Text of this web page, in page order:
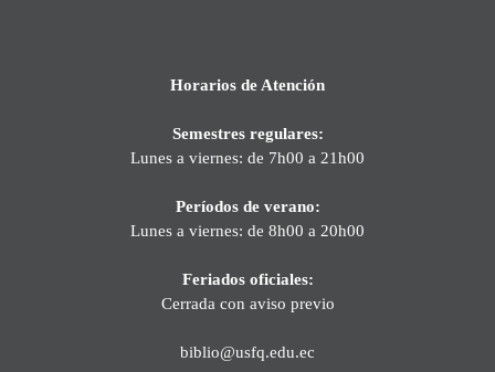
Horarios de Atención
Semestres regulares:
Lunes a viernes: de 7h00 a 21h00
Períodos de verano:
Lunes a viernes: de 8h00 a 20h00
Feriados oficiales:
Cerrada con aviso previo
biblio@usfq.edu.ec